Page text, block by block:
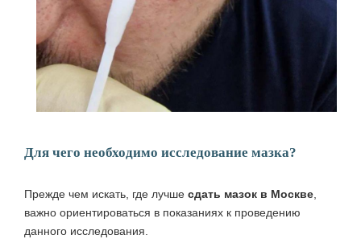
Для чего необходимо исследование мазка?
Прежде чем искать, где лучше сдать мазок в Москве
важно ориентироваться в показаниях к проведению
данного исследования.